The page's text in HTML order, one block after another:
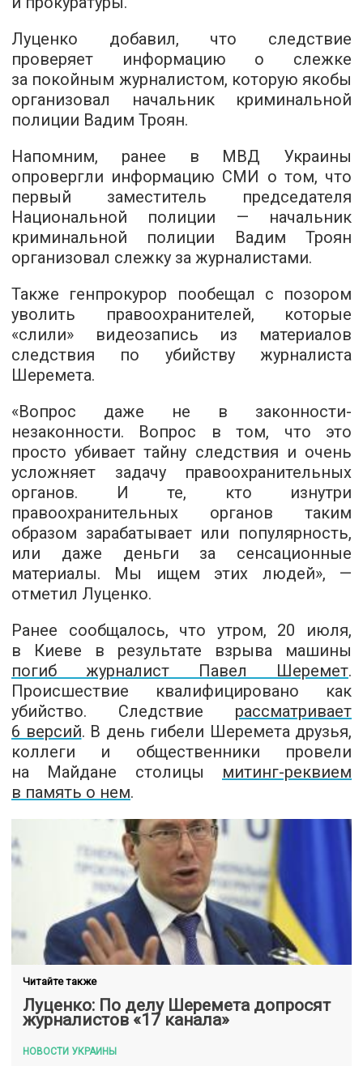
Луценко добавил, что следствие
проверяет информацию о слежке
за покойным журналистом, которую якобы
организовал начальник криминальной
полиции Вадим Троян.
Напомним, ранее в МВД Украины
опровергли информацию СМИ о том, что
первый заместитель председателя
Национальной полиции — начальник
криминальной полиции Вадим Троян
организовал слежку за журналистами.
Также генпрокурор пообещал с позором
уволить правоохранителей, которые
«слили» видеозапись из материалов
следствия по убийству журналиста
Шеремета.
«Вопрос даже не в законности-
незаконности. Вопрос в том, что это
просто убивает тайну следствия и очень
усложняет задачу правоохранительных
органов. И те, кто изнутри
правоохранительных органов таким
образом зарабатывает или популярность,
или даже деньги за сенсационные
материалы. Мы ищем этих людей», —
отметил Луценко.
Ранее сообщалось, что утром, 20 июля,
в Киеве в результате взрыва машины
погиб журналист Павел Шеремет.
Происшествие квалифицировано как
убийство. Следствие рассматривает
6 версий. В день гибели Шеремета друзья,
коллеги и общественники провели
на Майдане столицы митинг-реквием
в память о нем.
Читайте также
Луценко: По делу Шеремета допросят
журналистов «17 канала»
НОВОСТИ УКРАИНЫ